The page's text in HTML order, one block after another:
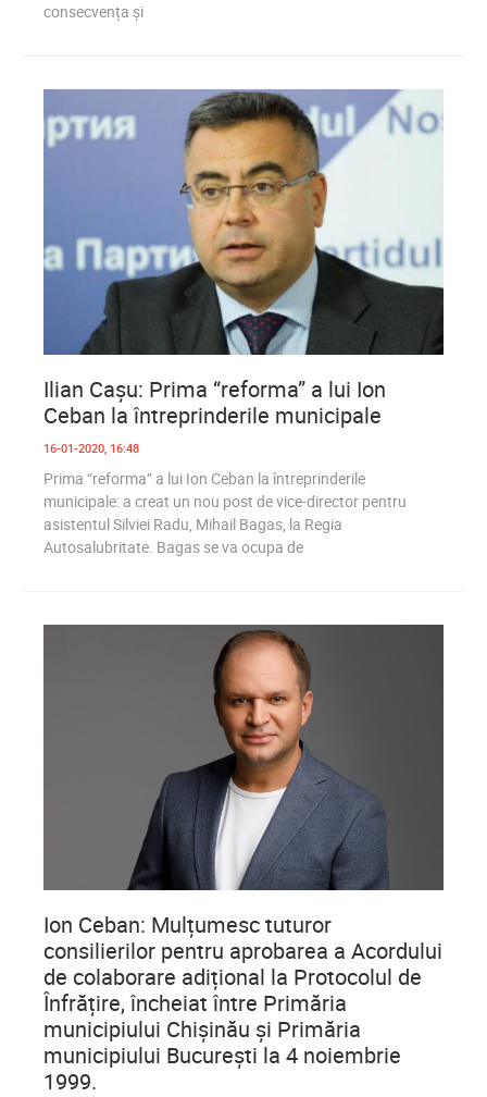
consecvența și
Ilian Cașu: Prima “reforma” a lui Ion
Ceban la întreprinderile municipale
16-01-2020, 16:48
Prima “reforma” a lui Ion Ceban la întreprinderile
municipale: a creat un nou post de vice-director pentru
asistentul Silviei Radu, Mihail Bagas, la Regia
Autosalubritate. Bagas se va ocupa de
Ion Ceban: Mulțumesc tuturor
consilierilor pentru aprobarea a Acordului
de colaborare adițional la Protocolul de
Înfrățire, încheiat între Primăria
municipiului Chișinău și Primăria
municipiului București la 4 noiembrie
1999.